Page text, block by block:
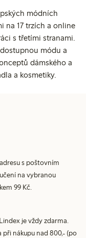
módních
na 17 trzích a online
s třetími stranami.
módu a
dámského a
a kosmetiky.
s poštovním
na vybranou
99 Kč.
je vždy zdarma.
při nákupu nad 800,- (po